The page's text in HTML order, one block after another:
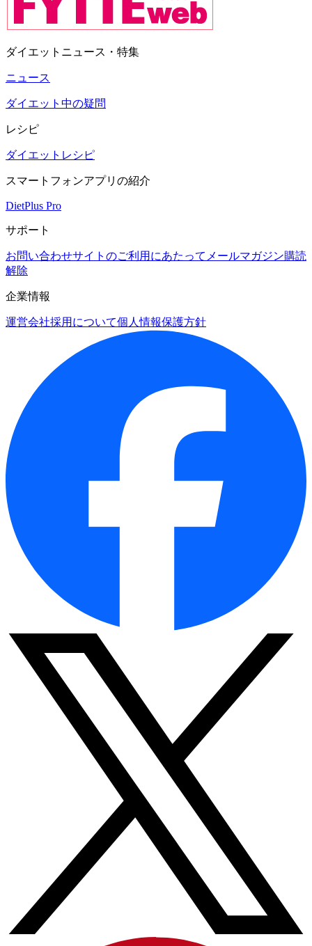
ダイエットニュース・特集
ニュース
ダイエット中の疑問
レシピ
ダイエットレシピ
スマートフォンアプリの紹介
DietPlus Pro
サポート
お問い合わせサイトのご利用にあたって メールマガジン購読
解除
企業情報
運営会社採用について個人情報保護方針